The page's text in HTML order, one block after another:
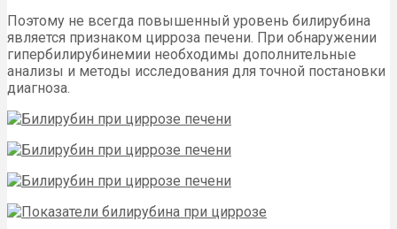
Поэтому не всегда повышенный уровень билирубина
является признаком цирроза печени. При обнаружении
гипербилирубинемии необходимы дополнительные
анализы и методы исследования для точной постановки
диагноза.